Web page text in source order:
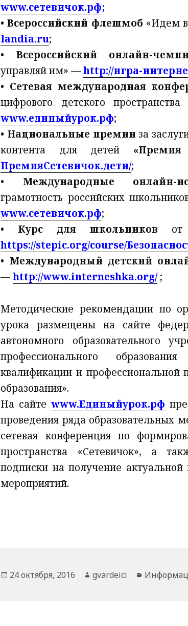
www.сетевичок.рф;
•Всероссийский флешмоб «Идем
landia.ru;
• Всероссийский онлайн-
управляй им» —http://игра-
• Сетевая международная
цифрового детского
www.единыйурок.рф;
• Национальные премии за
контента для детей «Премия
ПремияСетевичок.дети/;
• Международные онлайн-
грамотность российских
www.сетевичок.рф;
• Курс для школьников от
https://stepic.org/course/
• Международный детский
—http://www.interneshka.org/ ;
Методические рекомендации по
урока размещены на сайте
автономного образовательного
профессионального
квалификации и профессиональной
образования».
На сайтеwww.Единыйурок.рф
проведения ряда образовательных
сетевая конференция по
пространства «Сетевичок», а
подписки на получение
мероприятий.
Опубликовано
24 октября, 2016 Автор
gvardeici Рубрики